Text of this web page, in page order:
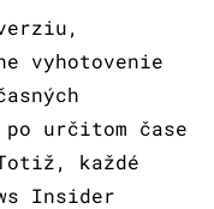
vyhotovenie
určitom čase
každé
Insider